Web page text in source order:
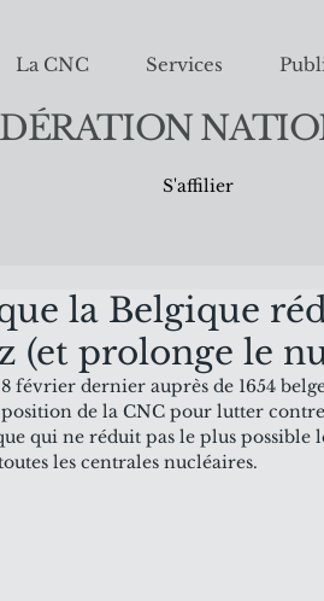
La CNC Services
S'affilier
la Belgique
(et prolonge le
février dernier auprès de 1654
de la CNC pour lutter
qui ne réduit pas le plus possible
les centrales nucléaires.